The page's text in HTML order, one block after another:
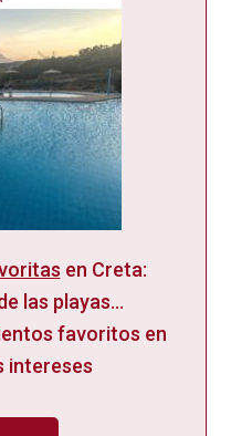
en Creta:
las playas...
favoritos en
intereses